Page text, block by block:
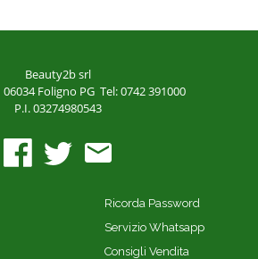
Beauty2b srl
06034 Foligno PG Tel: 0742 391000
P.I. 03274980543
Ricorda Password
Servizio Whatsapp
Consigli Vendita